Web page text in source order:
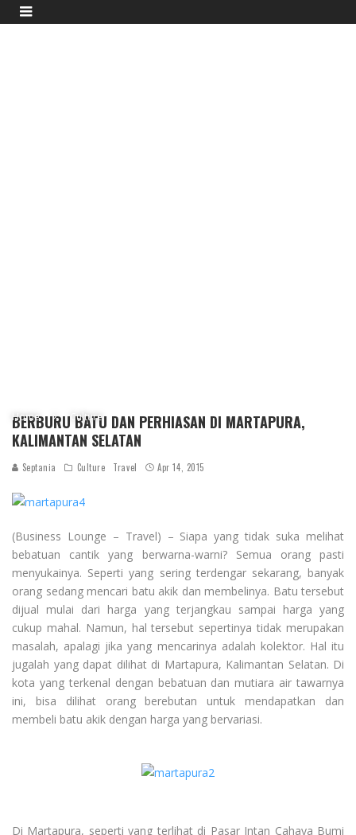
Home Culture
BERBURU BATU DAN PERHIASAN DI MARTAPURA,
KALIMANTAN SELATAN
Septania Culture Travel Apr 14, 2015
(Business Lounge – Travel) – Siapa yang tidak suka melihat
bebatuan cantik yang berwarna-warni? Semua orang pasti
menyukainya. Seperti yang sering terdengar sekarang, banyak
orang sedang mencari batu akik dan membelinya. Batu tersebut
dijual mulai dari harga yang terjangkau sampai harga yang
cukup mahal. Namun, hal tersebut sepertinya tidak merupakan
masalah, apalagi jika yang mencarinya adalah kolektor. Hal itu
jugalah yang dapat dilihat di Martapura, Kalimantan Selatan. Di
kota yang terkenal dengan bebatuan dan mutiara air tawarnya
ini, bisa dilihat orang berebutan untuk mendapatkan dan
membeli batu akik dengan harga yang bervariasi.
Di Martapura, seperti yang terlihat di Pasar Intan Cahaya Bumi